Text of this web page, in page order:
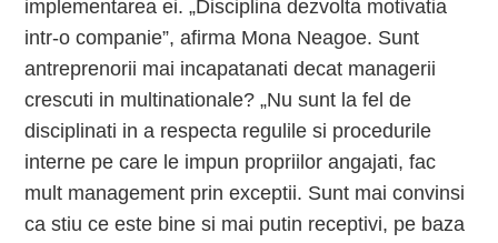
implementarea ei. „Disciplina dezvolta motivatia
intr-o companie”, afirma Mona Neagoe. Sunt
antreprenorii mai incapatanati decat managerii
crescuti in multinationale? „Nu sunt la fel de
disciplinati in a respecta regulile si procedurile
interne pe care le impun propriilor angajati, fac
mult management prin exceptii. Sunt mai convinsi
ca stiu ce este bine si mai putin receptivi, pe baza